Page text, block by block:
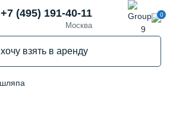
+7 (495) 191-40-11
Москва
0